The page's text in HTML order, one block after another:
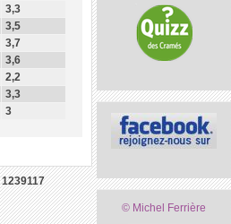
3,3
3,5
3,7
3,6
2,2
3,3
3
© Michel Ferrière
1239117